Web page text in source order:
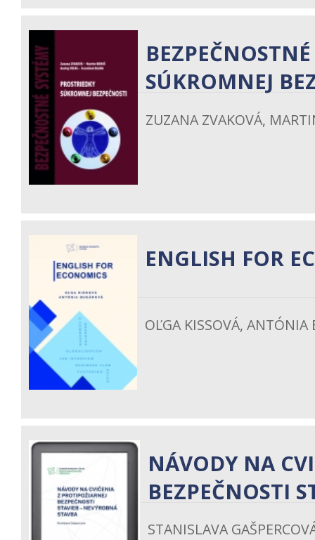
SÚKROMNEJ
ZUZANA ZVAKOVÁ,
ENGLISH FOR
OĽGA KISSOVÁ, ANTÓNIA
NÁVODY NA
BEZPEČNOSTI
STANISLAVA